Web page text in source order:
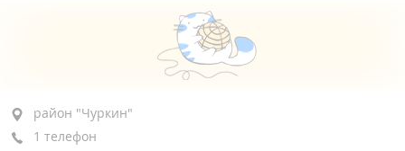
район "Чуркин", ул. Терешковой, 17В
1-й этаж
район "Чуркин"
1 телефон